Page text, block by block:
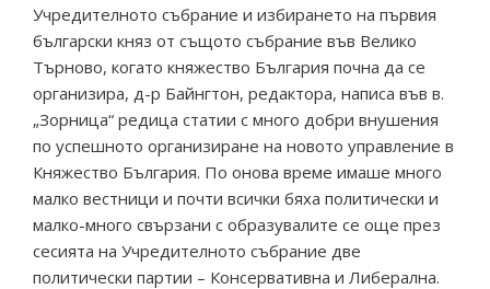
Учредителното събрание и избирането на първия
български княз от същото събрание във Велико
Търново, когато княжество България почна да се
организира, д-р Байнгтон, редактора, написа във в.
„Зорница“ редица статии с много добри внушения
по успешното организиране на новото управление в
Княжество България. По онова време имаше много
малко вестници и почти всички бяха политически и
малко-много свързани с образувалите се още през
сесията на Учредителното събрание две
политически партии – Консервативна и Либерална.